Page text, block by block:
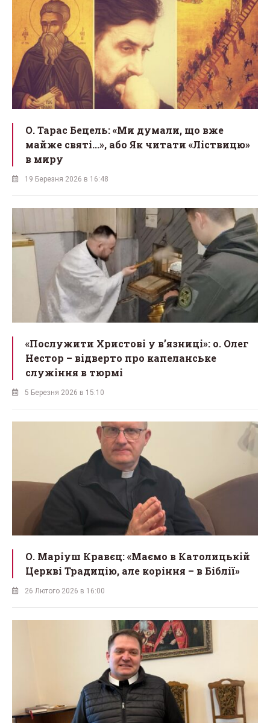
О. Тарас Бецель: «Ми думали, що вже
майже святі...», або Як читати «Ліствицю»
в миру
19 Березня 2026 в 16:48
«Послужити Христові у вʼязниці»: о. Олег
Нестор – відверто про капеланське
служіння в тюрмі
5 Березня 2026 в 15:10
О. Маріуш Кравєц: «Маємо в Католицькій
Церкві Традицію, але коріння – в Біблії»
26 Лютого 2026 в 16:00